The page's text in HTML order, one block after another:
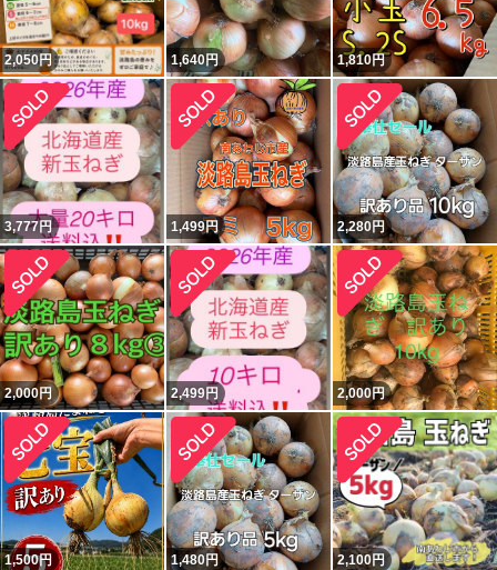
2,050円 1,640円 1,810円
3,777円 1,499円 2,280円
2,000円 2,499円 2,000円
1,500円 1,480円 2,100円